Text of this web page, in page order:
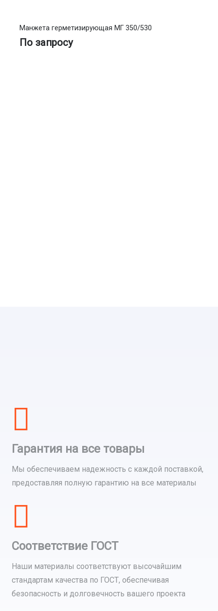
Манжета герметизирующая МГ 350/530
По запросу
Гарантия на все товары
Мы обеспечиваем надежность с каждой поставкой,
предоставляя полную гарантию на все материалы
Соответствие ГОСТ
Наши материалы соответствуют высочайшим
стандартам качества по ГОСТ, обеспечивая
безопасность и долговечность вашего проекта